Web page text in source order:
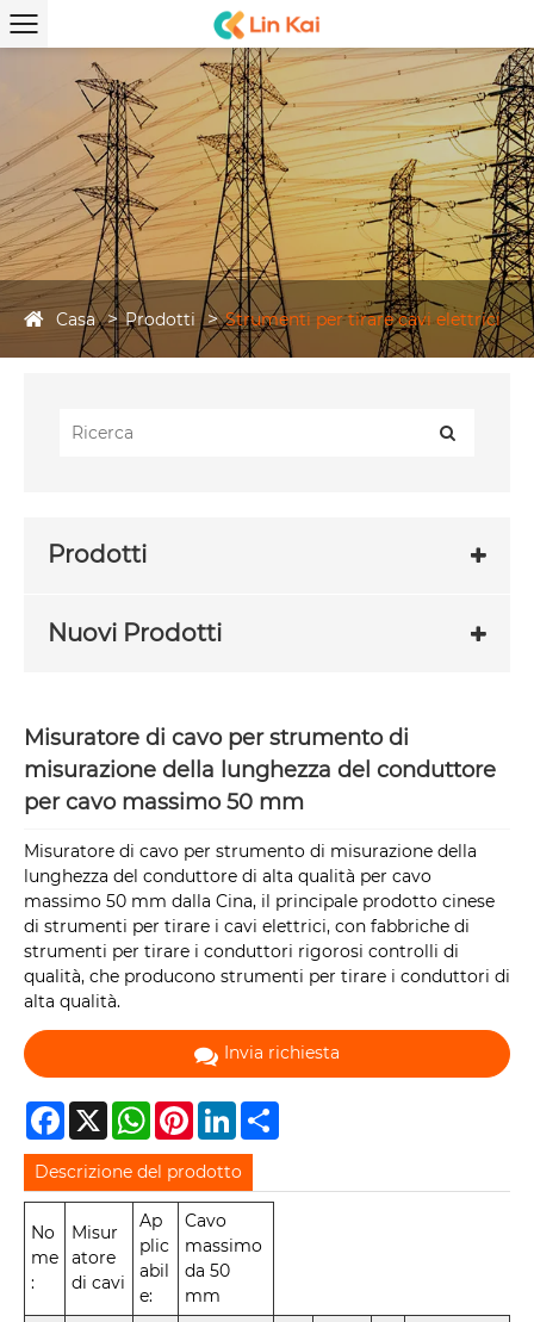
Casa Prodotti Strumenti per tirare cavi elettrici
Prodotti
Nuovi Prodotti
Misuratore di cavo per strumento di
misurazione della lunghezza del conduttore
per cavo massimo 50 mm
Misuratore di cavo per strumento di misurazione della
lunghezza del conduttore di alta qualità per cavo
massimo 50 mm dalla Cina, il principale prodotto cinese
di strumenti per tirare i cavi elettrici, con fabbriche di
strumenti per tirare i conduttori rigorosi controlli di
qualità, che producono strumenti per tirare i conduttori di
alta qualità.
Invia richiesta
Facebook
X WhatsAppPinterestLinkedIn
Descrizione del prodotto
No
me
:
Misur
atore
di cavi
Ap
plic
abil
e:
Cavo
massimo
da 50
mm